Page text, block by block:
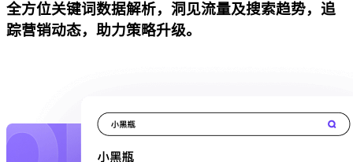
全方位关键词数据解析，洞见流量及搜索趋势，追
踪营销动态，助力策略升级。